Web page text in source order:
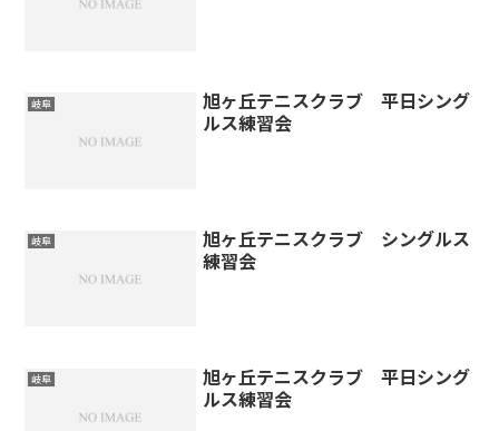
岐阜
旭ヶ丘テニスクラブ 平日シング
ルス練習会
岐阜
旭ヶ丘テニスクラブ シングルス
練習会
岐阜
旭ヶ丘テニスクラブ 平日シング
ルス練習会